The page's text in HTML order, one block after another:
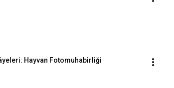
Hayvan Fotomuhabirliği